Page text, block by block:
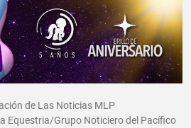
de Las Noticias MLP
Equestria/Grupo Noticiero del Pacífico